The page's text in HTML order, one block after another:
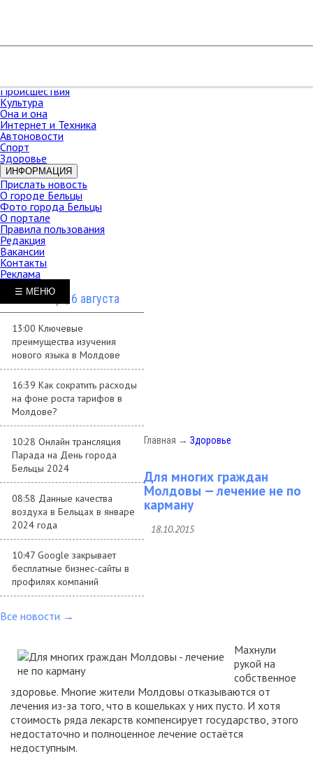
В мире
Происшествия
Культура
Она и она
Интернет и Техника
Автоновости
Спорт
Здоровье
ИНФОРМАЦИЯ
Прислать новость
О городе Бельцы
Фото города Бельцы
О портале
Правила пользования
Редакция
Вакансии
Контакты
Реклама
Четверг, 6 августа
13:00 Ключевые
преимущества изучения
нового языка в Молдове
16:39 Как сократить расходы
на фоне роста тарифов в
Молдове?
10:28 Онлайн трансляция
Парада на День города
Бельцы 2024
08:58 Данные качества
воздуха в Бельцах в январе
2024 года
10:47 Google закрывает
бесплатные бизнес-сайты в
профилях компаний
Все новости →
☰ МЕНЮ
Главная → Здоровье
Для многих граждан
Молдовы — лечение не по
карману
18.10.2015
Махнули
рукой на
собственное
здоровье. Многие жители Молдовы отказываются от
лечения из-за того, что в кошельках у них пусто. И хотя
стоимость ряда лекарств компенсирует государство, этого
недостаточно и полноценное лечение остаётся
недоступным.